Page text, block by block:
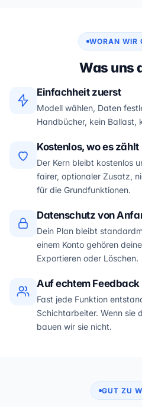
WORAN WIR
Was uns
Einfachheit zuerst
Modell wählen, Daten
Handbücher, kein Ballast,
Kostenlos, wo es zählt
Der Kern bleibt kostenlos
fairer, optionaler Zusatz,
für die Grundfunktionen.
Datenschutz von
Dein Plan bleibt
einem Konto gehören
Exportieren oder Löschen.
Auf echtem
Fast jede Funktion
Schichtarbeiter. Wenn sie
bauen wir sie nicht.
GUT ZU